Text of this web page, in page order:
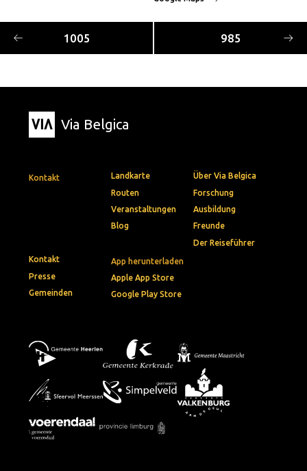
1005 985
Via Belgica
Kontakt
App herunterladen
Apple App Store
Google Play Store
Landkarte
Routen
Veranstaltungen
Blog
Über Via Belgica
Forschung
Ausbildung
Freunde
Der Reiseführer
Kontakt
Presse
Gemeinden